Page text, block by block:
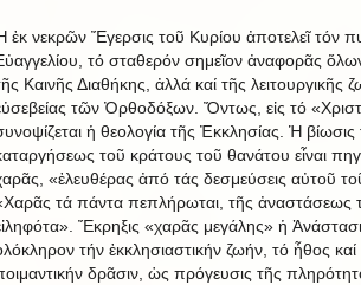
ἐκ νεκρῶν Ἔγερσις τοῦ Κυρίου ἀποτελεῖ τόν
τό σταθερόν σημεῖον ἀναφορᾶς
Καινῆς Διαθήκης, ἀλλά καί τῆς λειτουργικῆς
τῶν Ὀρθοδόξων. Ὄντως, εἰς τό
ἡ θεολογία τῆς Ἐκκλησίας. Ἡ βίωσις
τοῦ κράτους τοῦ θανάτου εἶναι
«ἐλευθέρας ἀπό τάς δεσμεύσεις αὐτοῦ
τά πάντα πεπλήρωται, τῆς ἀναστάσεως
Ἔκρηξις «χαρᾶς μεγάλης» ἡ
τήν ἐκκλησιαστικήν ζωήν, τό ἦθος καί
δρᾶσιν, ὡς πρόγευσις τῆς